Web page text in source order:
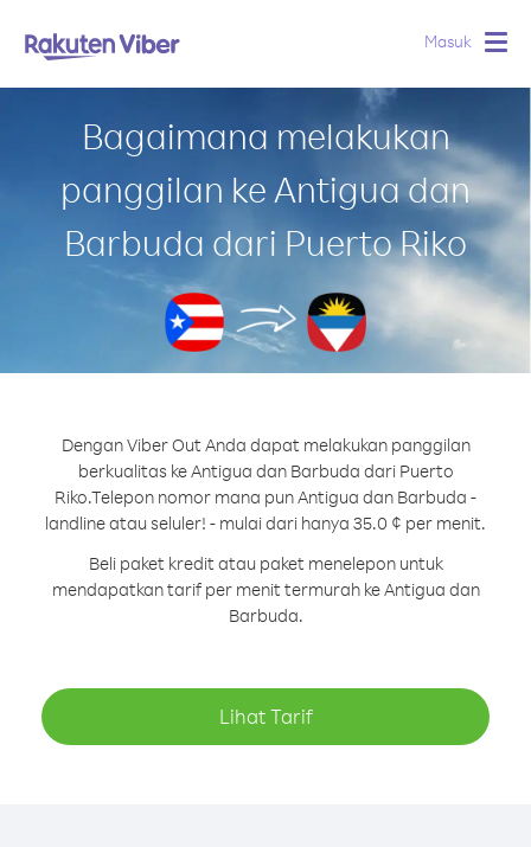
Masuk
Bagaimana melakukan
panggilan ke Antigua dan
Barbuda dari Puerto Riko
Dengan Viber Out Anda dapat melakukan panggilan
berkualitas ke Antigua dan Barbuda dari Puerto
Riko.Telepon nomor mana pun Antigua dan Barbuda -
landline atau seluler! - mulai dari hanya 35.0 ¢ per menit.
Beli paket kredit atau paket menelepon untuk
mendapatkan tarif per menit termurah ke Antigua dan
Barbuda.
Lihat Tarif